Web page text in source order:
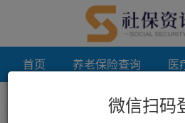
首页 养老保险查询 医
微信扫码